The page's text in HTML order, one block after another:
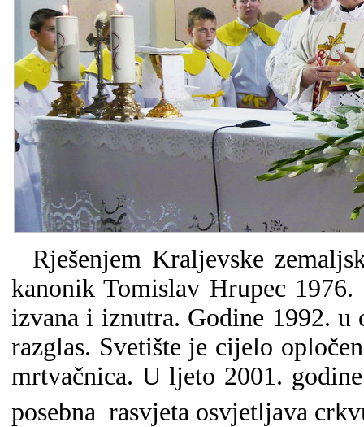
Rješenjem Kraljevske
kanonik Tomislav Hrupec
izvana i iznutra. Godine 1992.
razglas. Svetište je cijelo
mrtvačnica. U ljeto 2001.
posebna rasvjeta osvjetljava